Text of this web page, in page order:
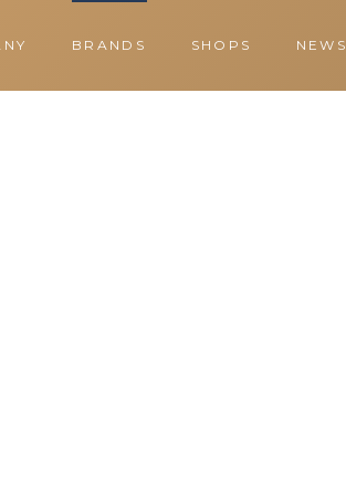
BRANDS SHOPS NEWS